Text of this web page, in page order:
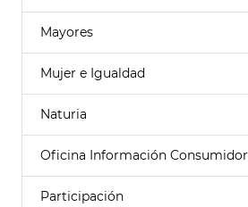
Mayores
Mujer e Igualdad
Naturia
Oficina Información Consumidor
Participación